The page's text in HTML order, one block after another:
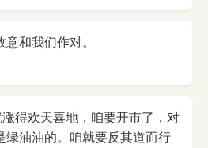
和我们作对。
得欢天喜地，咱要开市了，对
绿油油的。咱就要反其道而行